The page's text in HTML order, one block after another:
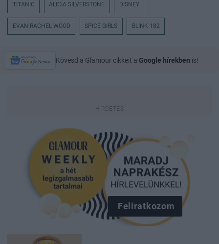
TITANIC ALICIA SILVERSTONE DISNEY
EVAN RACHEL WOOD SPICE GIRLS BLINK 182
Kövesd a Glamour cikkeit a Google hírekben is!
Feliratkozom